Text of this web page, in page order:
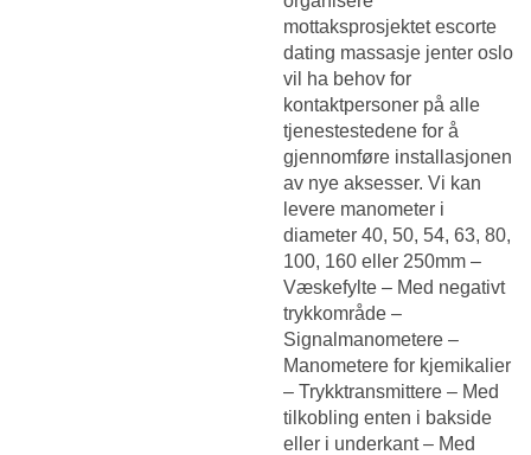
mottaksprosjektet escorte
dating massasje jenter oslo
vil ha behov for
kontaktpersoner på alle
tjenestestedene for å
gjennomføre installasjonen
av nye aksesser. Vi kan
levere manometer i
diameter 40, 50, 54, 63, 80,
100, 160 eller 250mm –
Væskefylte – Med negativt
trykkområde –
Signalmanometere –
Manometere for kjemikalier
– Trykktransmittere – Med
tilkobling enten i bakside
eller i underkant – Med